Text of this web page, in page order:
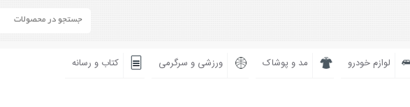
لوازم خودرو مد و پوشاک ورزشی و سرگرمی کتاب و رسانه